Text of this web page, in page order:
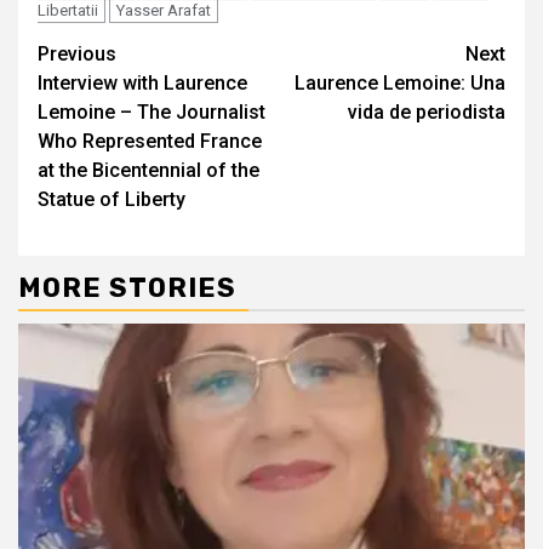
Libertatii
Yasser Arafat
Continue
Reading
Previous
Interview with Laurence
Lemoine – The Journalist
Who Represented France
at the Bicentennial of the
Statue of Liberty
Next
Laurence Lemoine: Una
vida de periodista
MORE STORIES